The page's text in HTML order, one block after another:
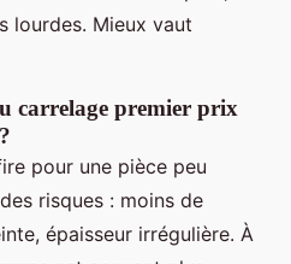
lourdes. Mieux vaut
carrelage premier prix
pour une pièce peu
risques : moins de
épaisseur irrégulière. À